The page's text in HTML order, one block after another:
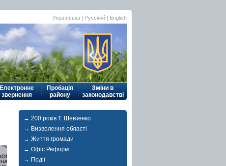
Українська | Русский | English
Електронне
звернення
Пробація
району
Зміни в
законодавстві
→ 200 років Т. Шевченко
→ Визволення області
→ Життя громади
→ Офіс Реформ
→ Події